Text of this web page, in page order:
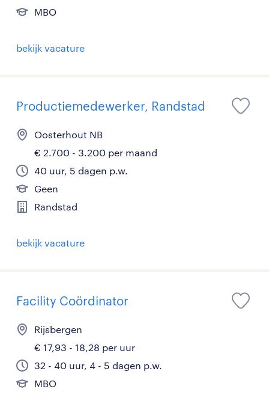
MBO
bekijk vacature
Productiemedewerker, Randstad
Oosterhout NB
€ 2.700 - 3.200 per maand
40 uur, 5 dagen p.w.
Geen
Randstad
bekijk vacature
Facility Coördinator
Rijsbergen
€ 17,93 - 18,28 per uur
32 - 40 uur, 4 - 5 dagen p.w.
MBO